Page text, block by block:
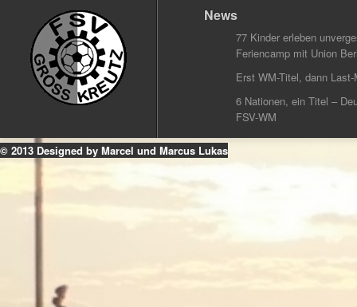
News
77 Kinder erleben
Feriencamp mit Union
Erst WM-Titel, dann
6 Nationen, ein Titel –
FSV-WM
© 2013 Designed by Marcel und Marcus Lukas
Instagram